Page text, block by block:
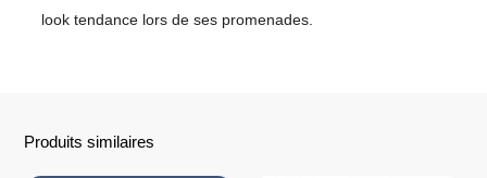
look tendance lors de ses promenades.
Produits similaires